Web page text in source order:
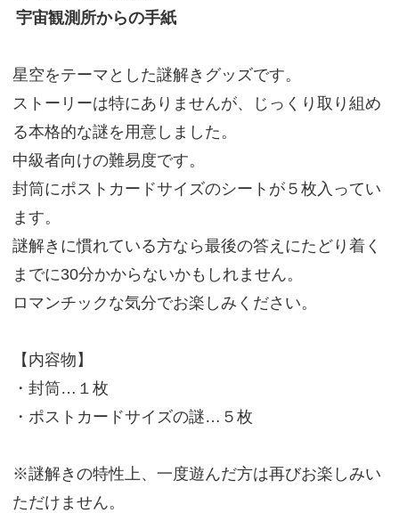
宇宙観測所からの手紙
星空をテーマとした謎解きグッズです。
ストーリーは特にありませんが、じっくり取り組め
る本格的な謎を用意しました。
中級者向けの難易度です。
封筒にポストカードサイズのシートが５枚入ってい
ます。
謎解きに慣れている方なら最後の答えにたどり着く
までに30分かからないかもしれません。
ロマンチックな気分でお楽しみください。
【内容物】
・封筒…１枚
・ポストカードサイズの謎…５枚
※謎解きの特性上、一度遊んだ方は再びお楽しみい
ただけません。